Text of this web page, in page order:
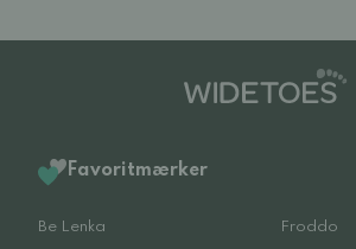
Favoritmærker
Be Lenka
Froddo